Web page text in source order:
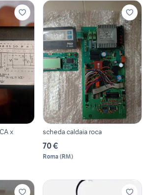
x
scheda caldaia roca
70 €
Roma (RM)